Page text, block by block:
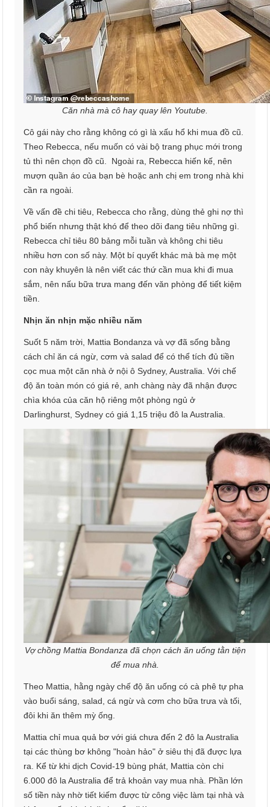
Căn nhà mà cô hay quay lên Youtube.
Cô gái này cho rằng không có gì là xấu hổ khi mua đồ cũ.
Theo Rebecca, nếu muốn có vài bộ trang phục mới trong
tủ thì nên chọn đồ cũ. Ngoài ra, Rebecca hiến kế, nên
mượn quần áo của bạn bè hoặc anh chị em trong nhà khi
cần ra ngoài.
Về vấn đề chi tiêu, Rebecca cho rằng, dùng thẻ ghi nợ thì
phổ biến nhưng thật khó để theo dõi đang tiêu những gì.
Rebecca chỉ tiêu 80 bảng mỗi tuần và không chi tiêu
nhiều hơn con số này. Một bí quyết khác mà bà mẹ một
con này khuyên là nên viết các thứ cần mua khi đi mua
sắm, nên nấu bữa trưa mang đến văn phòng để tiết kiệm
tiền.
Nhịn ăn nhịn mặc nhiều năm
Suốt 5 năm trời, Mattia Bondanza và vợ đã sống bằng
cách chỉ ăn cá ngừ, cơm và salad để có thể tích đủ tiền
cọc mua một căn nhà ở nội ô Sydney, Australia. Với chế
độ ăn toàn món có giá rẻ, anh chàng này đã nhận được
chìa khóa của căn hộ riêng một phòng ngủ ở
Darlinghurst, Sydney có giá 1,15 triệu đô la Australia.
Vợ chồng Mattia Bondanza đã chọn cách ăn uống tằn tiện
để mua nhà.
Theo Mattia, hằng ngày chế độ ăn uống có cà phê tự pha
vào buổi sáng, salad, cá ngừ và cơm cho bữa trưa và tối,
đôi khi ăn thêm mỳ ống.
Mattia chỉ mua quả bơ với giá chưa đến 2 đô la Australia
tại các thùng bơ không "hoàn hảo" ở siêu thị đã được lựa
ra. Kể từ khi dịch Covid-19 bùng phát, Mattia còn chi
6.000 đô la Australia để trả khoản vay mua nhà. Phần lớn
số tiền này nhờ tiết kiếm được từ công việc làm tại nhà và